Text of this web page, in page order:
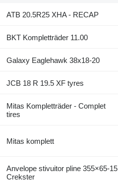
ATB 20.5R25 XHA - RECAP
BKT Kompletträder 11.00
Galaxy Eaglehawk 38x18-20
JCB 18 R 19.5 XF tyres
Mitas Kompletträder - Complet
tires
Mitas komplett
Anvelope stivuitor pline 355×65-15
Crekster